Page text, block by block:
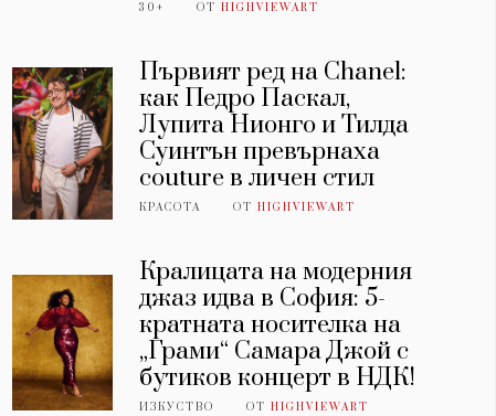
30+ ОТHIGHVIEWART
Първият ред на Chanel:
как Педро Паскал,
Лупита Нионго и Тилда
Суинтън превърнаха
couture в личен стил
КРАСОТА ОТHIGHVIEWART
Кралицата на модерния
джаз идва в София: 5-
кратната носителка на
„Грами“ Самара Джой с
бутиков концерт в НДК!
ИЗКУСТВО ОТHIGHVIEWART